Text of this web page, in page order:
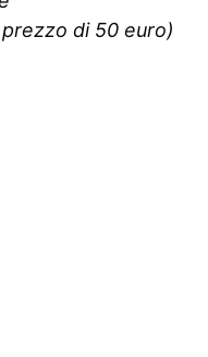
di 50 euro)